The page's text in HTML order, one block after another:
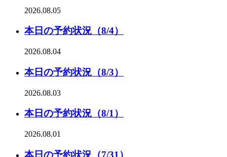
2026.08.05
本日の予約状況（8/4）
2026.08.04
本日の予約状況（8/3）
2026.08.03
本日の予約状況（8/1）
2026.08.01
本日の予約状況（7/31）